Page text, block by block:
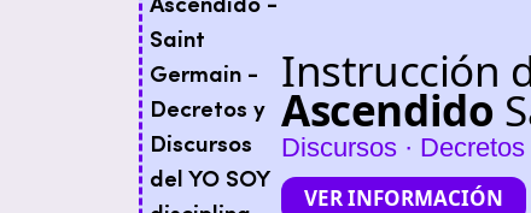
Instrucción
Ascendido
Discursos ·
VER INFORMACIÓN